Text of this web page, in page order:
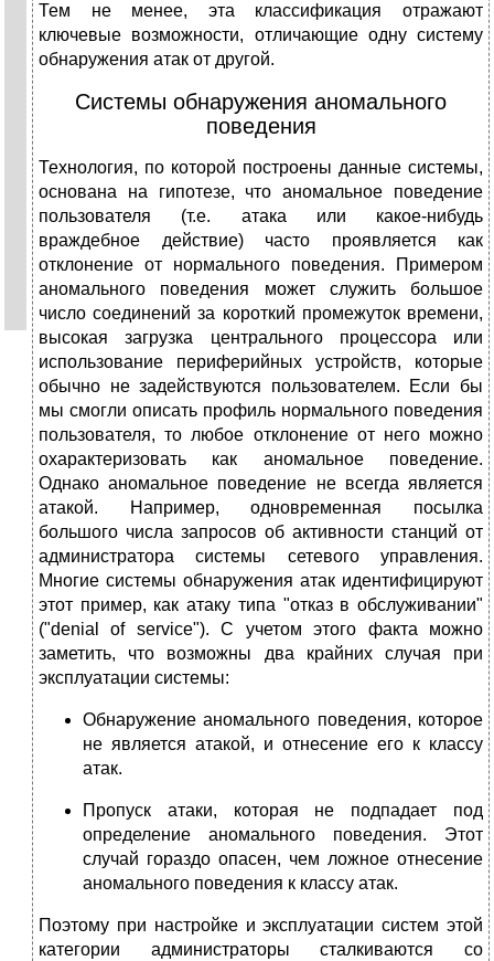
Тем не менее, эта классификация отражают
ключевые возможности, отличающие одну систему
обнаружения атак от другой.
Системы обнаружения аномального
поведения
Технология, по которой построены данные системы,
основана на гипотезе, что аномальное поведение
пользователя (т.е. атака или какое-нибудь
враждебное действие) часто проявляется как
отклонение от нормального поведения. Примером
аномального поведения может служить большое
число соединений за короткий промежуток времени,
высокая загрузка центрального процессора или
использование периферийных устройств, которые
обычно не задействуются пользователем. Если бы
мы смогли описать профиль нормального поведения
пользователя, то любое отклонение от него можно
охарактеризовать как аномальное поведение.
Однако аномальное поведение не всегда является
атакой. Например, одновременная посылка
большого числа запросов об активности станций от
администратора системы сетевого управления.
Многие системы обнаружения атак идентифицируют
этот пример, как атаку типа "отказ в обслуживании"
("denial of service"). С учетом этого факта можно
заметить, что возможны два крайних случая при
эксплуатации системы:
Обнаружение аномального поведения, которое
не является атакой, и отнесение его к классу
атак.
Пропуск атаки, которая не подпадает под
определение аномального поведения. Этот
случай гораздо опасен, чем ложное отнесение
аномального поведения к классу атак.
Поэтому при настройке и эксплуатации систем этой
категории администраторы сталкиваются со